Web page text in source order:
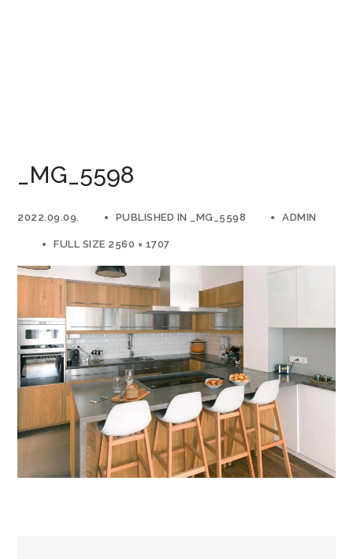
_MG_5598
2022.09.09. PUBLISHED IN _MG_5598 ADMIN
FULL SIZE 2560 × 1707